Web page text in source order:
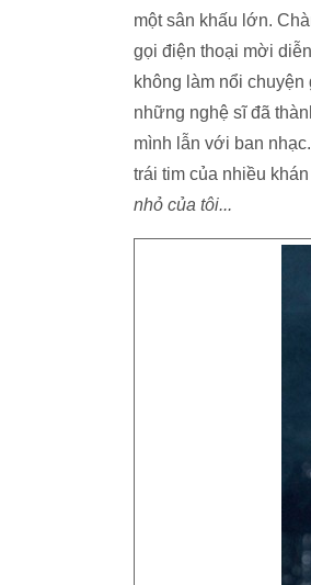
một sân khấu lớn.
gọi điện thoại mời
không làm nổi
những nghệ sĩ đã
mình lẫn với ban
trái tim của nhiều
nhỏ của tôi...